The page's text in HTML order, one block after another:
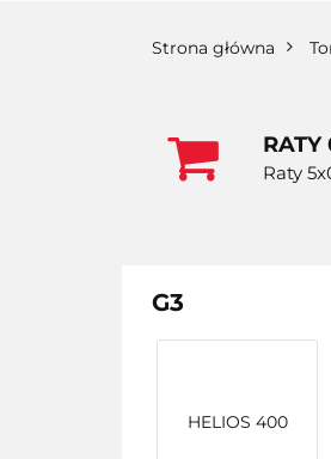
Strona główna
RATY
Raty
G3
HELIOS 400